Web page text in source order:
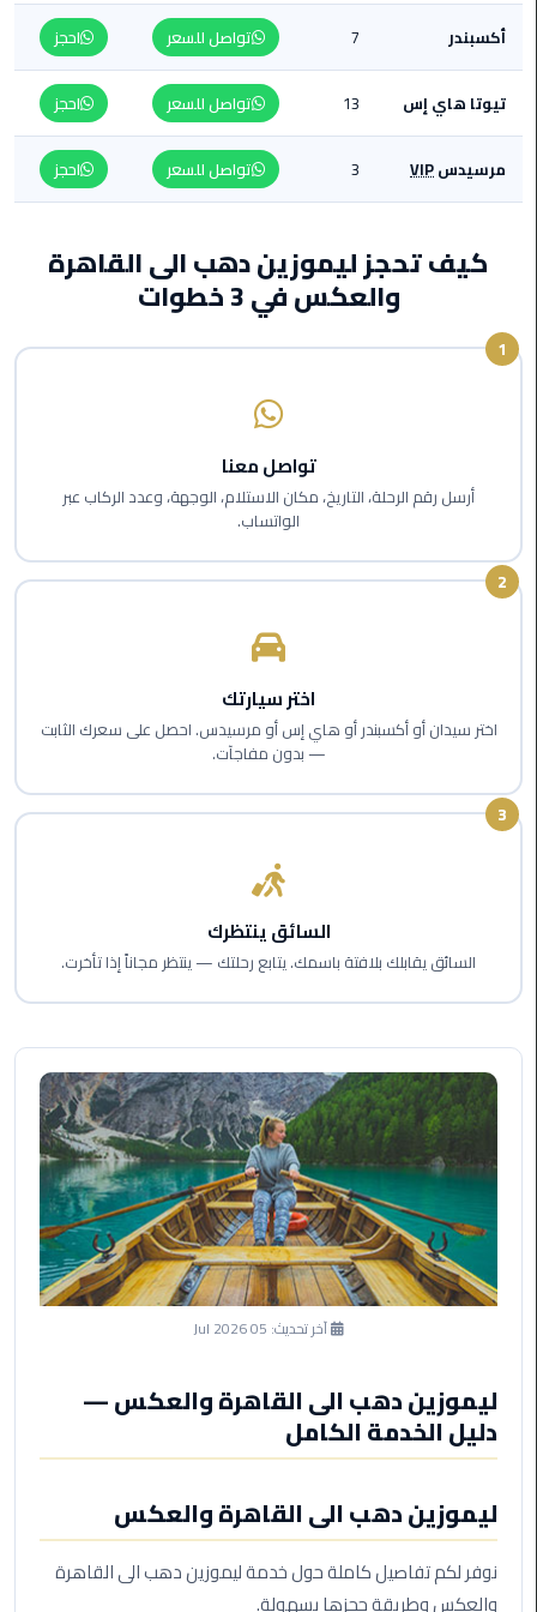
القاهرة
الى
مطار
برج
مطار
العرب
اسكندرية
ليموزين
العين
شرم
حجز
ليموزين
مرسى
مطروح
حجز
ليموزين
مطار
سفنكس
الغردقة
ليموزين
الى
القاهرة
والعكس
أكسبندر 7 تواصل للسعر احجز
تيوتا هاي إس 13 تواصل للسعر احجز
مرسيدسVIP
3 تواصل للسعر احجز
كيف تحجز ليموزين دهب الى القاهرة
والعكس في 3 خطوات
1
تواصل معنا
أرسل رقم الرحلة، التاريخ، مكان الاستلام، الوجهة، وعدد الركاب عبر
الواتساب.
2
اختر سيارتك
اختر سيدان أو أكسبندر أو هاي إس أو مرسيدس. احصل على سعرك الثابت
— بدون مفاجآت.
3
السائق ينتظرك
السائق يقابلك بلافتة باسمك. يتابع رحلتك — ينتظر مجاناً إذا تأخرت.
آخر تحديث: 05 Jul 2026
ليموزين دهب الى القاهرة والعكس —
دليل الخدمة الكامل
ليموزين دهب الى القاهرة والعكس
نوفر لكم تفاصيل كاملة حول خدمة ليموزين دهب الى القاهرة
والعكس وطريقة حجزها بسهولة.